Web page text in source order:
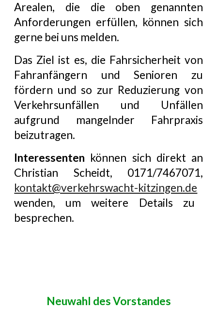
Arealen, die die oben genannten
Anforderungen erfüllen, können sich
gerne bei uns melden.
Das Ziel ist es, die Fahrsicherheit von
Fahranfängern und Senioren zu
fördern und so zur Reduzierung von
Verkehrsunfällen und Unfällen
aufgrund mangelnder Fahrpraxis
beizutragen.
Interessenten können sich direkt an
Christian Scheidt, 0171/7467071,
kontakt@verkehrswacht-kitzingen.de
wenden, um weitere Details zu
besprechen.
Neuwahl des Vorstandes